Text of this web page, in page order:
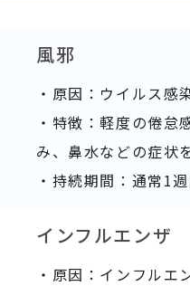
風邪
・原因：ウイルス感
・特徴：軽度の倦怠
み、鼻水などの症状
・持続期間：通常1
インフルエンザ
・原因：インフルエ